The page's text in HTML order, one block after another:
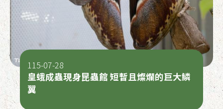
皇蛾成蟲現身昆蟲館 短暫且燦爛的巨大鱗
翼
115-07-28